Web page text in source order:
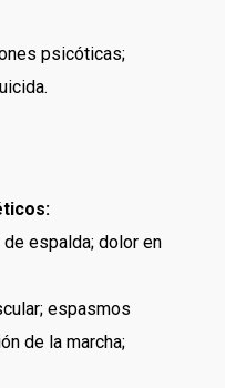
psicóticas;
espalda; dolor en
espasmos
de la marcha;